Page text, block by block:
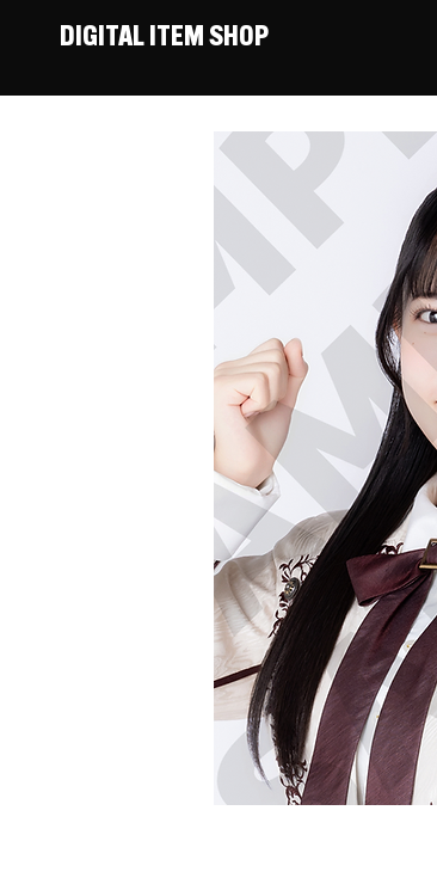
DIGITAL ITEM SHOP